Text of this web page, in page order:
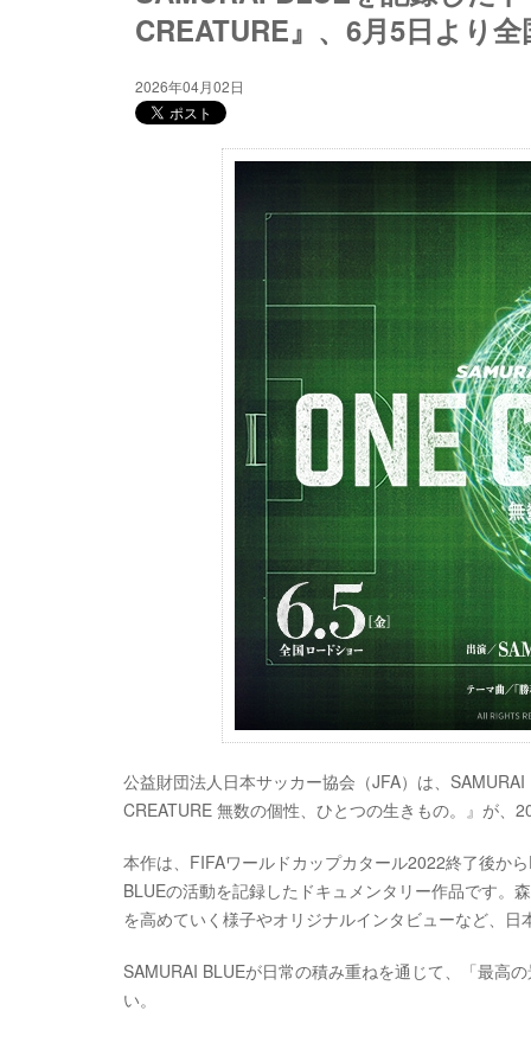
CREATURE』、6月5日より全
2026年04月02日
公益財団法人日本サッカー協会（JFA）は、
CREATURE 無数の個性、ひとつの生きもの。』が
本作は、FIFAワールドカップカタール2022終了後か
BLUEの活動を記録したドキュメンタリー作品です。
を高めていく様子やオリジナルインタビューなど、
SAMURAI BLUEが日常の積み重ねを通じて、「最高
い。